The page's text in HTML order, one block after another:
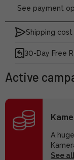
See payment
Shipping cost
30-Day Free
Active
A
See